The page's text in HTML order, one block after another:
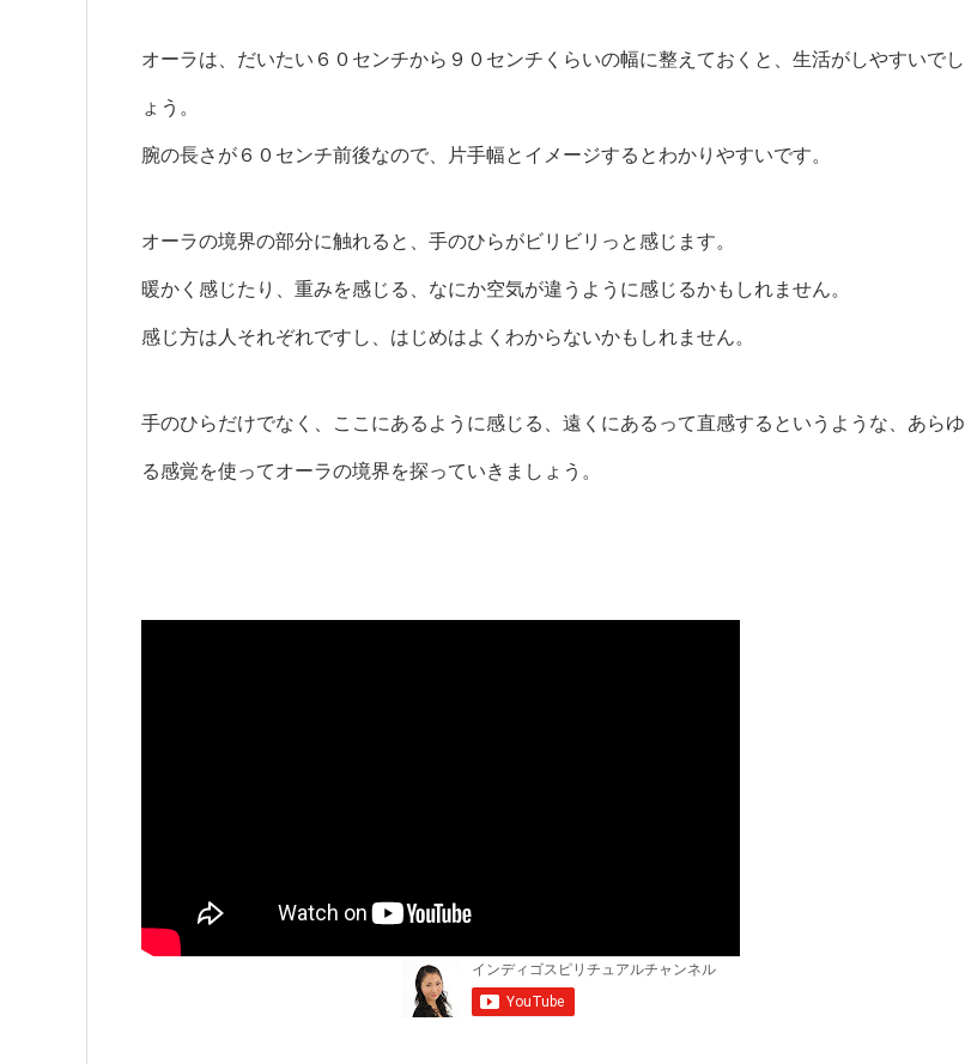
オーラは、だいたい６０センチから９０センチくらいの幅に整えておくと、生活がしやすいでし
ょう。
腕の長さが６０センチ前後なので、片手幅とイメージするとわかりやすいです。
オーラの境界の部分に触れると、手のひらがビリビリっと感じます。
暖かく感じたり、重みを感じる、なにか空気が違うように感じるかもしれません。
感じ方は人それぞれですし、はじめはよくわからないかもしれません。
手のひらだけでなく、ここにあるように感じる、遠くにあるって直感するというような、あらゆ
る感覚を使ってオーラの境界を探っていきましょう。